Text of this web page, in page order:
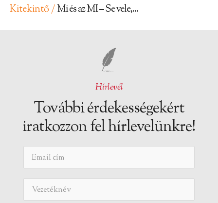
Kitekintő /Mi és az MI – Se vele,...
Hírlevél
További érdekességekért
iratkozzon fel hírlevelünkre!